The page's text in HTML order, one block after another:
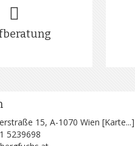
15, A-1070 Wien [Karte...]
5239698